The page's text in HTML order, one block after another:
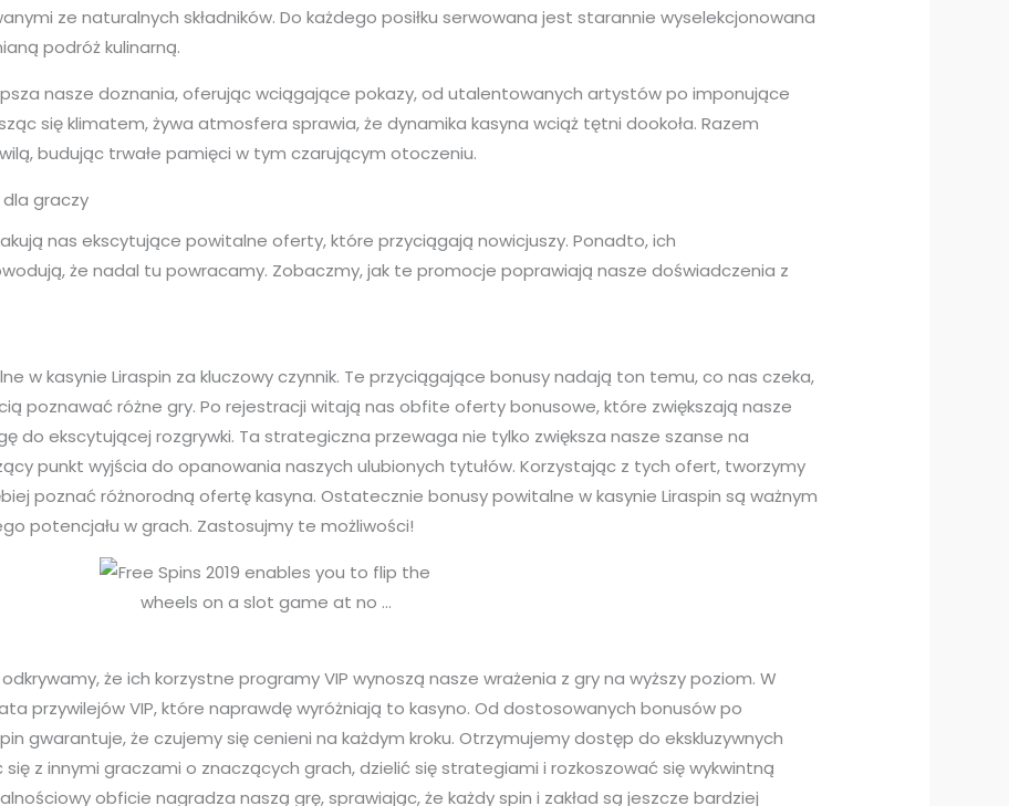
ze naturalnych składników. Do każdego posiłku serwowana jest starannie wyselekcjonowana
podróż kulinarną.
nasze doznania, oferując wciągające pokazy, od utalentowanych artystów po imponujące
się klimatem, żywa atmosfera sprawia, że dynamika kasyna wciąż tętni dookoła. Razem
budując trwałe pamięci w tym czarującym otoczeniu.
graczy
nas ekscytujące powitalne oferty, które przyciągają nowicjuszy. Ponadto, ich
że nadal tu powracamy. Zobaczmy, jak te promocje poprawiają nasze doświadczenia z
w kasynie Liraspin za kluczowy czynnik. Te przyciągające bonusy nadają ton temu, co nas czeka,
poznawać różne gry. Po rejestracji witają nas obfite oferty bonusowe, które zwiększają nasze
do ekscytującej rozgrywki. Ta strategiczna przewaga nie tylko zwiększa nasze szanse na
punkt wyjścia do opanowania naszych ulubionych tytułów. Korzystając z tych ofert, tworzymy
poznać różnorodną ofertę kasyna. Ostatecznie bonusy powitalne w kasynie Liraspin są ważnym
potencjału w grach. Zastosujmy te możliwości!
że ich korzystne programy VIP wynoszą nasze wrażenia z gry na wyższy poziom. W
przywilejów VIP, które naprawdę wyróżniają to kasyno. Od dostosowanych bonusów po
gwarantuje, że czujemy się cenieni na każdym kroku. Otrzymujemy dostęp do ekskluzywnych
z innymi graczami o znaczących grach, dzielić się strategiami i rozkoszować się wykwintną
obficie nagradza naszą grę, sprawiając, że każdy spin i zakład są jeszcze bardziej